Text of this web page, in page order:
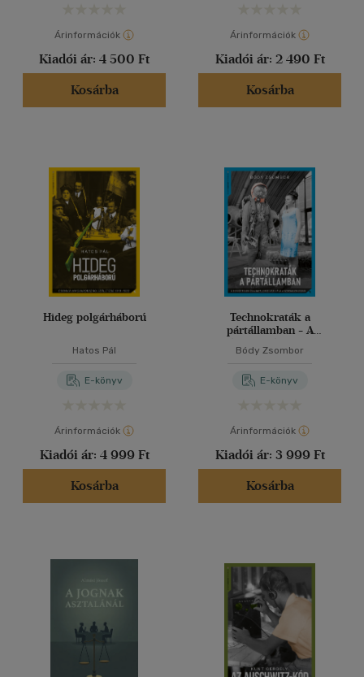
Árinformációk
Kiadói ár: 4 500 Ft
Kosárba
Árinformációk
Kiadói ár: 2 490 Ft
Kosárba
Hideg polgárháború
Hatos Pál
E-könyv
Árinformációk
Kiadói ár: 4 999 Ft
Kosárba
Technokraták a
pártállamban - A
dinamikája a
Bódy Zsombor
E-könyv
Árinformációk
Kiadói ár: 3 999 Ft
Kosárba